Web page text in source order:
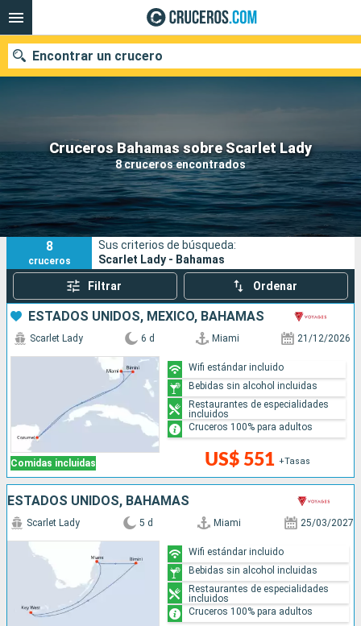
Cruceros Bahamas sobre Scarlet Lady
8 cruceros encontrados
Encontrar un crucero
Nuestros destinos
Fecha de salida
Puertos Compañías
Buscar
8
cruceros
Sus criterios de búsqueda:
Scarlet Lady - Bahamas
Filtrar Ordenar
ESTADOS UNIDOS, MÉXICO, BAHAMAS
Comidas incluidas
Scarlet Lady 6 d Miami 21/12/2026
US$ 551 +Tasas
Wifi estándar incluido
Bebidas sin alcohol incluidas
Restaurantes de especialidades
incluidos
Cruceros 100% para adultos
ESTADOS UNIDOS, BAHAMAS
Scarlet Lady 5 d Miami 25/03/2027
Wifi estándar incluido
Bebidas sin alcohol incluidas
Restaurantes de especialidades
incluidos
Cruceros 100% para adultos